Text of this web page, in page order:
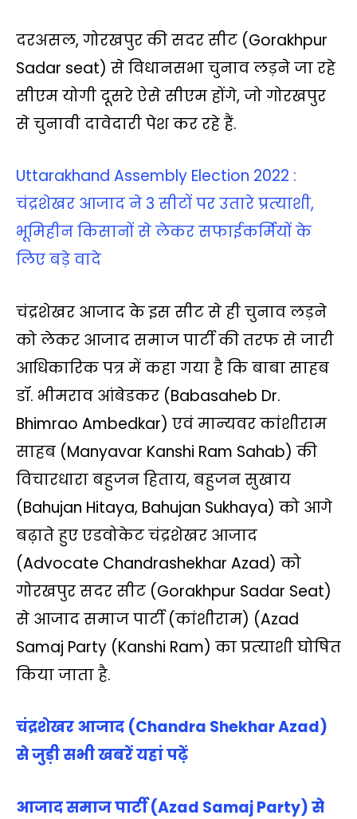
दरअसल, गोरखपुर की सदर सीट (Gorakhpur
Sadar seat) से विधानसभा चुनाव लड़ने जा रहे
सीएम योगी दूसरे ऐसे सीएम होंगे, जो गोरखपुर
से चुनावी दावेदारी पेश कर रहे हैं.
Uttarakhand Assembly Election 2022 :
चंद्रशेखर आजाद ने 3 सीटों पर उतारे प्रत्‍याशी,
भूमिहीन किसानों से लेकर सफाईकर्मियों के
लिए बड़े वादे
चंद्रशेखर आजाद के इस सीट से ही चुनाव लड़ने
को लेकर आजाद समाज पार्टी की तरफ से जारी
आधिकारिक पत्र में कहा गया है कि बाबा साहब
डॉ. भीमराव आंबेडकर (Babasaheb Dr.
Bhimrao Ambedkar) एवं मान्‍यवर कांशीराम
साहब (Manyavar Kanshi Ram Sahab) की
विचारधारा बहुजन हिताय, बहुजन सुखाय
(Bahujan Hitaya, Bahujan Sukhaya) को आगे
बढ़ाते हुए एडवोकेट चंद्रशेखर आजाद
(Advocate Chandrashekhar Azad) को
गोरखपुर सदर सीट (Gorakhpur Sadar Seat)
से आजाद समाज पार्टी (कांशीराम) (Azad
Samaj Party (Kanshi Ram) का प्रत्‍याशी घोषित
किया जाता है.
चंद्रशेखर आजाद (Chandra Shekhar Azad)
से जुड़ी सभी खबरें यहां पढ़ें
आजाद समाज पार्टी (Azad Samaj Party) से